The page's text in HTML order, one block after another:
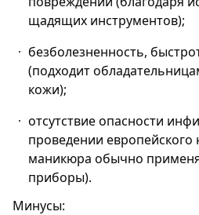
щадящих инструментов);
безболезненность,
(подходит
кожи);
отсутствие опасности
проведении европейского
маникюра обычно
приборы).
Минусы: